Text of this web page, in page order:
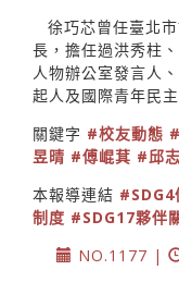
徐巧芯曾任臺北
長，擔任過洪秀柱
人物辦公室發言人
起人及國際青年民
關鍵字 #校友動態
昱晴 #傅崐萁 #邱
本報導連結 #SDG4
制度 #SDG17夥伴
NO.1177 |